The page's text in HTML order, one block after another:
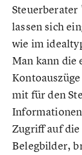
lassen sich
wie im
Man kann die
mit für den
Zugriff auf
Belegbilder,